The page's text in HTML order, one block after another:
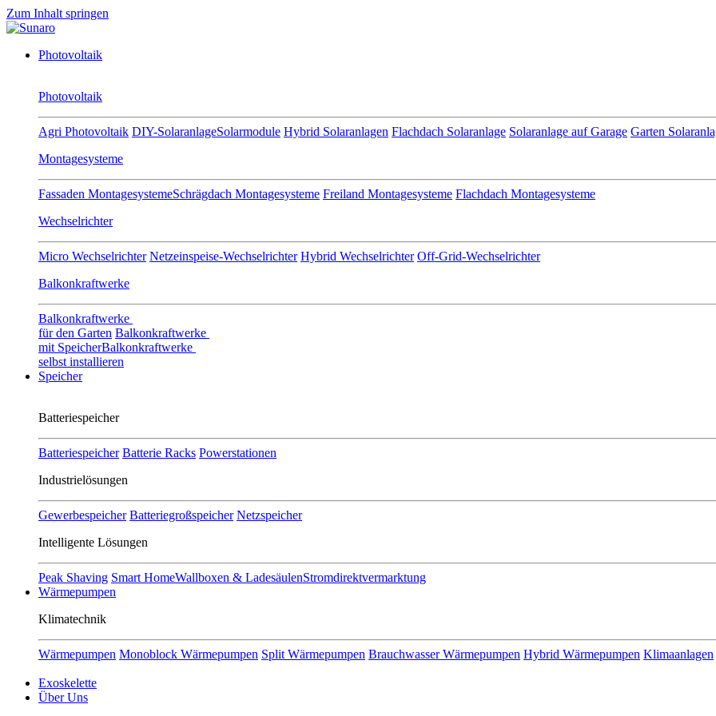
Zum Inhalt springen
Photovoltaik
Photovoltaik
Agri Photovoltaik DIY-SolaranlageSolarmodule Hybrid Solaranlagen Flachdach Solaranlage Solaranlage auf Garage Garten
Montagesysteme
Fassaden MontagesystemeSchrägdach Montagesysteme Freiland Montagesysteme Flachdach Montagesysteme
Wechselrichter
Micro Wechselrichter Netzeinspeise-Wechselrichter Hybrid Wechselrichter Off-Grid-Wechselrichter
Balkonkraftwerke
Balkonkraftwerke
für den Garten Balkonkraftwerke
mit SpeicherBalkonkraftwerke
selbst installieren
Speicher
Batteriespeicher
Batteriespeicher Batterie Racks Powerstationen
Industrielösungen
Gewerbespeicher Batteriegroßspeicher Netzspeicher
Intelligente Lösungen
Peak Shaving Smart HomeWallboxen & LadesäulenStromdirektvermarktung
Wärmepumpen
Klimatechnik
Wärmepumpen Monoblock Wärmepumpen Split Wärmepumpen Brauchwasser Wärmepumpen Hybrid Wärmepumpen Klimaanlagen
Exoskelette
Über Uns